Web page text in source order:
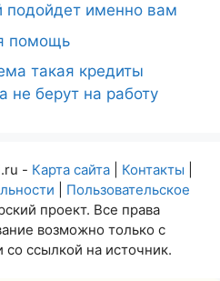
подойдет именно вам
помощь
такая кредиты
не берут на работу
- Карта сайта| Контакты
Пользовательское
проект. Все права
возможно только с
со ссылкой на источник.